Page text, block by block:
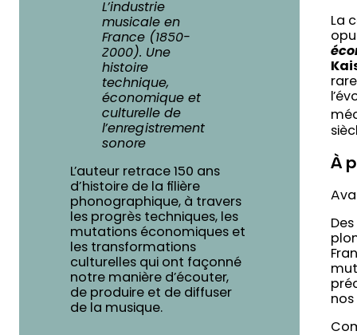
L’industrie
musicale en
France (1850-
2000). Une
histoire
technique,
économique et
culturelle de
l’enregistrement
sonore
L’auteur retrace 150 ans
d’histoire de la filière
phonographique, à travers
les progrès techniques, les
mutations économiques et
les transformations
culturelles qui ont façonné
notre manière d’écouter,
de produire et de diffuser
de la musique.
La
À
nos